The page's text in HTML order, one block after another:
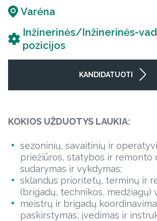
Varėna
Inžinerinės/Inžinerinės-
pozicijos
KANDIDATUOTI
KOKIOS UŽDUOTYS LAUKIA:
sezoninių, savaitinių ir
priežiūros, statybos ir remonto
sudarymas ir vykdymas;
sklandus prioritetų, terminų ir
(brigadų, technikos, medžiagų)
meistrų ir brigadų
paskirstymas, įvedimas ir